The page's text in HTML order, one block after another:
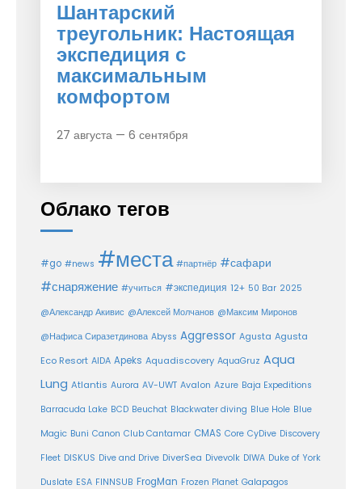
Шантарский
треугольник: Настоящая
экспедиция с
максимальным
комфортом
27 августа — 6 сентября
Облако тегов
#go #news #места #партнёр #сафари
#снаряжение #учиться #экспедиция 12+ 50 Bar 2025
@Александр Акивис @Алексей Молчанов @Максим Миронов
@Нафиса Сиразетдинова Abyss Aggressor Agusta Agusta
Eco Resort AIDA Apeks Aquadiscovery AquaGruz Aqua
Lung Atlantis Aurora AV-UWT Avalon Azure Baja Expeditions
Barracuda Lake BCD Beuchat Blackwater diving Blue Hole Blue
Magic Buni Canon Club Cantamar CMAS Core CyDive Discovery
Fleet DISKUS Dive and Drive DiverSea Divevolk DIWA Duke of York
Duslate ESA FINNSUB FrogMan Frozen Planet Galapagos